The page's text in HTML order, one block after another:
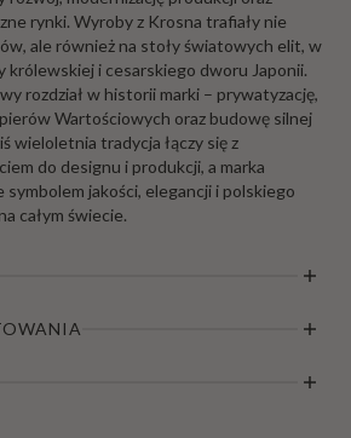
rynki. Wyroby z Krosna trafiały nie
ale również na stoły światowych elit, w
królewskiej i cesarskiego dworu Japonii.
rozdział w historii marki – prywatyzację,
Wartościowych oraz budowę silnej
wieloletnia tradycja łączy się z
do designu i produkcji, a marka
jakości, elegancji i polskiego
całym świecie.